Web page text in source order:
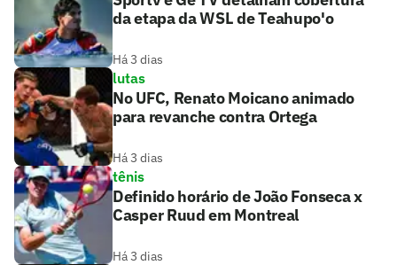
da etapa da WSL de Teahupo'o
Há 3 dias
lutas
No UFC, Renato Moicano animado
para revanche contra Ortega
Há 3 dias
tênis
Definido horário de João Fonseca x
Casper Ruud em Montreal
Há 3 dias